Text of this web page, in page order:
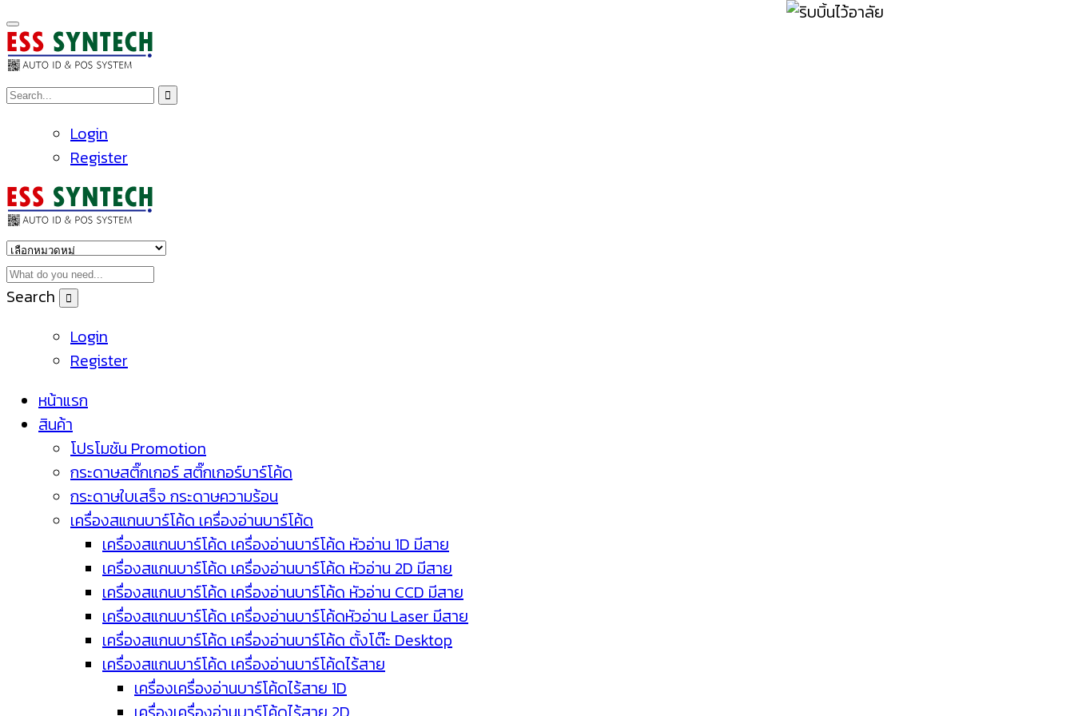
Login
Register
Search
Login
Register
หน้าแรก
สินค้า
โปรโมชัน Promotion
กระดาษสติ๊กเกอร์ สติ๊กเกอร์บาร์โค้ด
กระดาษใบเสร็จ กระดาษความร้อน
เครื่องสแกนบาร์โค้ด เครื่องอ่านบาร์โค้ด
เครื่องสแกนบาร์โค้ด เครื่องอ่านบาร์โค้ด หัวอ่าน 1D มีสาย
เครื่องสแกนบาร์โค้ด เครื่องอ่านบาร์โค้ด หัวอ่าน 2D มีสาย
เครื่องสแกนบาร์โค้ด เครื่องอ่านบาร์โค้ด หัวอ่าน CCD มีสาย
เครื่องสแกนบาร์โค้ด เครื่องอ่านบาร์โค้ดหัวอ่าน Laser มีสาย
เครื่องสแกนบาร์โค้ด เครื่องอ่านบาร์โค้ด ตั้งโต๊ะ Desktop
เครื่องสแกนบาร์โค้ด เครื่องอ่านบาร์โค้ดไร้สาย
เครื่องเครื่องอ่านบาร์โค้ดไร้สาย 1D